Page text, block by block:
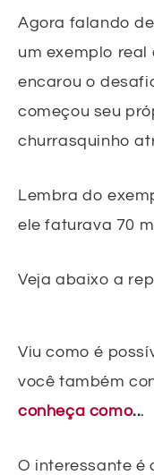
Agora falando
um exemplo real
encarou o
começou seu
churrasquinho
Lembra do
ele faturava 70
Veja abaixo a
Viu como é
você também
conheça como...
O interessante é